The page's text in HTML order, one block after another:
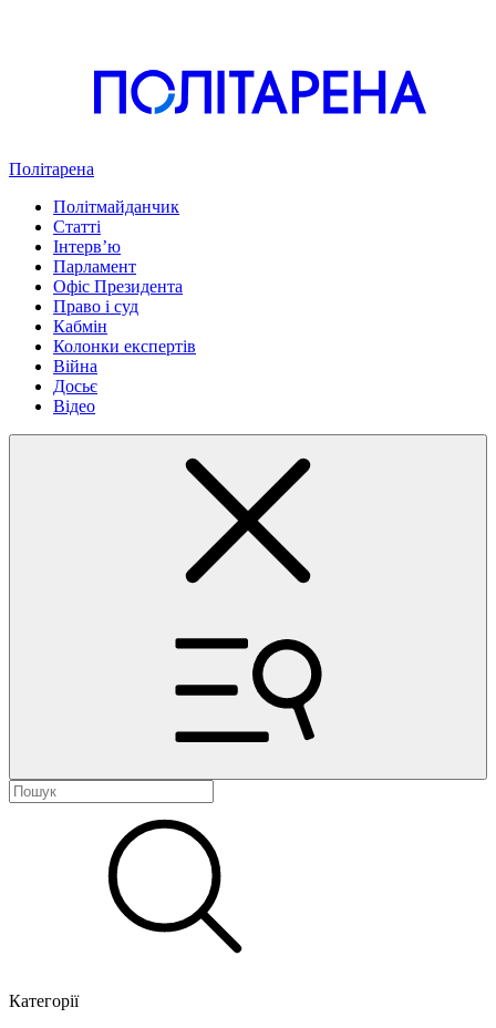
Політарена
Політмайданчик
Статті
Інтервʼю
Парламент
Офіс Президента
Право і суд
Кабмін
Колонки експертів
Війна
Досьє
Відео
Категорії